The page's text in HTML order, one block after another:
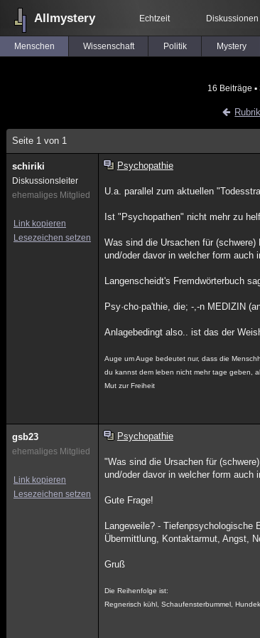
Allmystery Echtzeit Diskussionen
Menschen Wissenschaft Politik Mystery
16 Beiträge
Seite 1 von 1
schiriki
Diskussionsleiter
ehemaliges Mitglied
Link kopieren
Lesezeichen setzen
Psychopathie
U.a. parallel zum aktuellen
Ist "Psychopathen" nicht mehr zu
Was sind die Ursachen für
und/oder davor in welcher form auch
Langenscheidt's Fremdwörterbuch
Psy·cho·pa'thie, die; -,-n MEDIZIN
Anlagebedingt also.. ist das der
Auge um Auge bedeutet nur, dass die
du kannst dem leben nicht mehr tage geben,
Mut zur Freiheit
gsb23
ehemaliges Mitglied
Link kopieren
Lesezeichen setzen
Psychopathie
"Was sind die Ursachen für
und/oder davor in welcher form auch
Gute Frage!
Langeweile? -
Übermittlung, Kontaktarmut, Angst,
Gruß
Die Reihenfolge ist:
Regnerisch kühl, Schaufensterbummel,